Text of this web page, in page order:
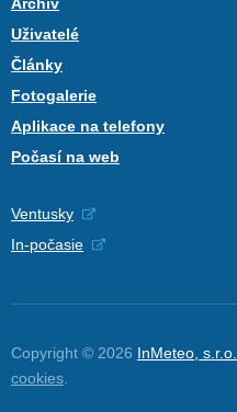
Uživatelé
Články
Fotogalerie
Aplikace na telefony
Počasí na web
Ventusky
In-počasie
Copyright © 2026 InMeteo, s.r.o.
cookies.